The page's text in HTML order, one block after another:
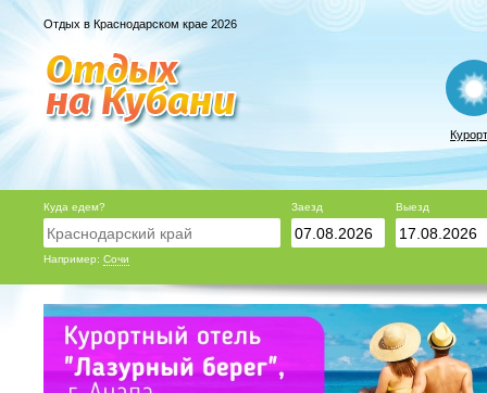
Отдых в Краснодарском крае 2026
Куда едем?
Например: Сочи
Заезд Выезд